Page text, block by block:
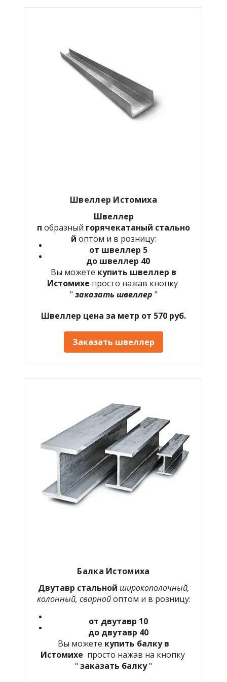
Швеллер Истомиха
Швеллер
п образный горячекатаный стально
й оптом и в розницу:
от швеллер 5
до швеллер 40
Вы можете купить швеллер в
Истомихе просто нажав кнопку
" заказать швеллер "
Швеллер цена за метр от 570 руб.
Заказать швеллер
Балка Истомиха
Двутавр стальной широкополочный,
колонный, сварнойоптом и в розницу:
от двутавр 10
до двутавр 40
Вы можете купить балку в
Истомихе просто нажав на кнопку
" заказать балку"